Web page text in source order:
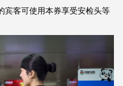
宾客可使用本券享受安检头等